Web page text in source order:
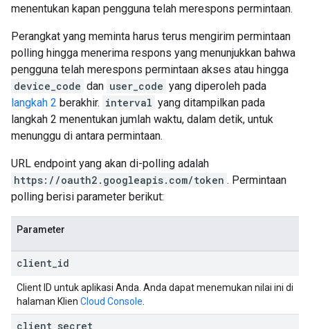
menentukan kapan pengguna telah merespons permintaan.
Perangkat yang meminta harus terus mengirim permintaan
polling hingga menerima respons yang menunjukkan bahwa
pengguna telah merespons permintaan akses atau hingga
device_code dan user_code yang diperoleh pada
langkah 2 berakhir. interval yang ditampilkan pada
langkah 2 menentukan jumlah waktu, dalam detik, untuk
menunggu di antara permintaan.
URL endpoint yang akan di-polling adalah
https://oauth2.googleapis.com/token . Permintaan
polling berisi parameter berikut:
Parameter
client id
Client ID untuk aplikasi Anda. Anda dapat menemukan nilai ini di
halaman Klien Cloud Console
client secret